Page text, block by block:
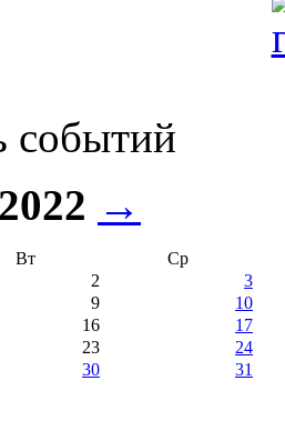
событий
→
Вт
Ср
2
3
9
10
16
17
23
24
30 31